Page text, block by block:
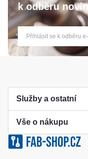
k odběru
Služby a ostatní
Výroba klíče
Klíčové systémy
Vše o nákupu
Cookies a podmínky